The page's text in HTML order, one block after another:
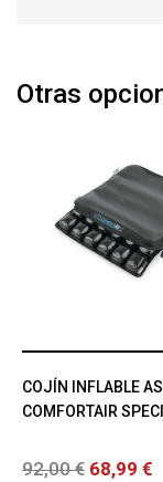
Otras
COJÍN INFLABLE
COMFORTAIR
92,00 € 68,99 €